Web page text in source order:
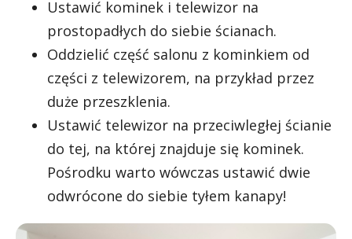
Ustawić kominek i telewizor na
prostopadłych do siebie ścianach.
Oddzielić część salonu z kominkiem od
części z telewizorem, na przykład przez
duże przeszklenia.
Ustawić telewizor na przeciwległej ścianie
do tej, na której znajduje się kominek.
Pośrodku warto wówczas ustawić dwie
odwrócone do siebie tyłem kanapy!